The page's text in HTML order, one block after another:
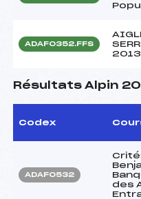
ADAF0352.FFS
2013
Résultats Alpin
Codex
ADAF0532
des